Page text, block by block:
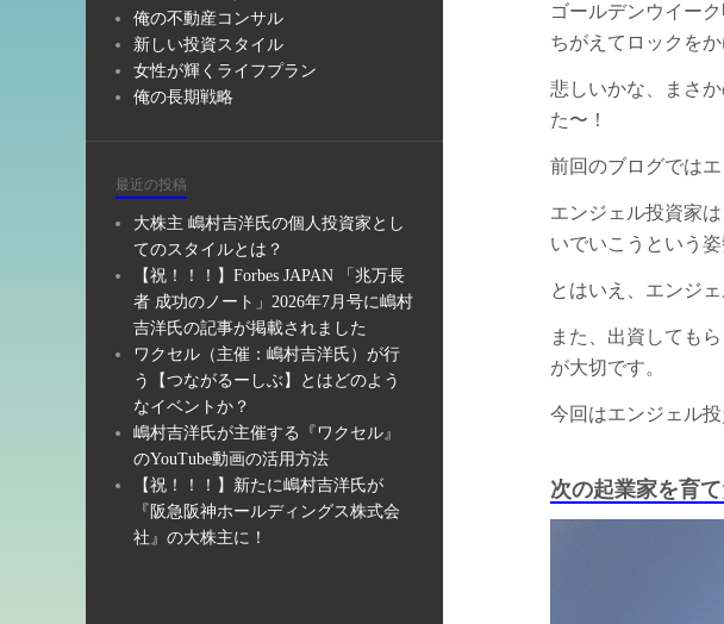
俺の不動産コンサル
新しい投資スタイル
女性が輝くライフプラン
俺の長期戦略
最近の投稿
大株主 嶋村吉洋氏の個人投資家とし
てのスタイルとは？
【祝！！！】Forbes JAPAN 「兆万長
者 成功のノート」2026年7月号に嶋村
吉洋氏の記事が掲載されました
ワクセル（主催：嶋村吉洋氏）が行
う【つながるーしぶ】とはどのよう
なイベントか？
嶋村吉洋氏が主催する『ワクセル』
のYouTube動画の活用方法
【祝！！！】新たに嶋村吉洋氏が
『阪急阪神ホールディングス株式会
社』の大株主に！
ゴールデンウイー
ちがえてロックをか
悲しいかな、まさ
た〜！
前回のブログでは
エンジェル投資家
いでいこうという
とはいえ、エンジ
また、出資しても
が大切です。
今回はエンジェル
次の起業家を育